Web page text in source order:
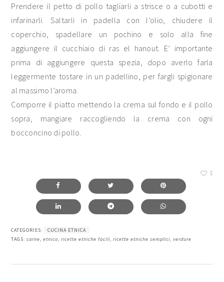
Prendere il petto di pollo tagliarli a strisce o a cubotti e
infarinarli. Saltarli in padella con l’olio, chiudere il
coperchio, spadellare un pochino e solo alla fine
aggiungere il cucchiaio di ras el hanout. E’ importante
prima di aggiungere questa spezia, dopo averlo farla
leggermente tostare in un padellino, per fargli spigionare
al massimo l’aroma.
Comporre il piatto mettendo la crema sul fondo e il pollo
sopra, mangiare raccogliendo la crema con ogni
bocconcino di pollo.
1
CATEGORIES:
CUCINA ETNICA
TAGS:carne,etnico,ricette etniche facili,ricette etniche semplici,verdure